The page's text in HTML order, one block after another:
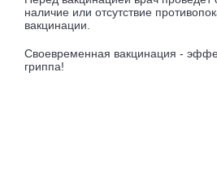
наличие или отсутствие
вакцинации.
Своевременная вакцинация -
гриппа!